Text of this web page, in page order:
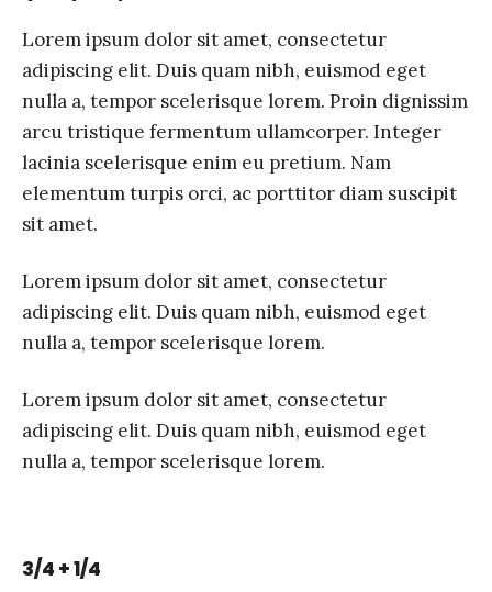
Lorem ipsum dolor sit amet, consectetur
adipiscing elit. Duis quam nibh, euismod eget
nulla a, tempor scelerisque lorem. Proin dignissim
arcu tristique fermentum ullamcorper. Integer
lacinia scelerisque enim eu pretium. Nam
elementum turpis orci, ac porttitor diam suscipit
sit amet.
Lorem ipsum dolor sit amet, consectetur
adipiscing elit. Duis quam nibh, euismod eget
nulla a, tempor scelerisque lorem.
Lorem ipsum dolor sit amet, consectetur
adipiscing elit. Duis quam nibh, euismod eget
nulla a, tempor scelerisque lorem.
3/4 + 1/4